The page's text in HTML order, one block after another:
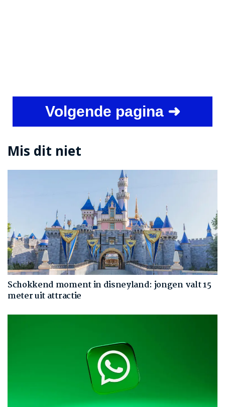
Volgende pagina ➜
Mis dit niet
Schokkend moment in disneyland: jongen valt 15
meter uit attractie